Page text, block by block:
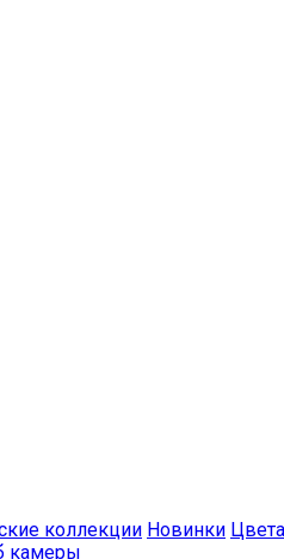
коллекции Новинки Цвета
камеры